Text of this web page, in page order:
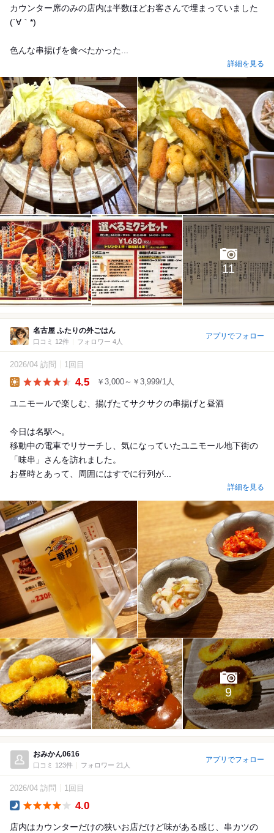
カウンター席のみの店内は半数ほどお客さんで埋まっていました
(´∀｀*)
色んな串揚げを食べたかった...
詳細を見る
11
名古屋 ふたりの外ごはん
口コミ 12件 フォロワー 4人
アプリでフォロー
2026/04 訪問 1回目
4.5 ￥3,000～￥3,999/1人
ユニモールで楽しむ、揚げたてサクサクの串揚げと昼酒
今日は名駅へ。
移動中の電車でリサーチし、気になっていたユニモール地下街の
「味串」さんを訪れました。
お昼時とあって、周囲にはすでに行列が...
詳細を見る
9
おみかん0616
口コミ 123件 フォロワー 21人
アプリでフォロー
2026/04 訪問 1回目
4.0
店内はカウンターだけの狭いお店だけど味がある感じ、串カツの